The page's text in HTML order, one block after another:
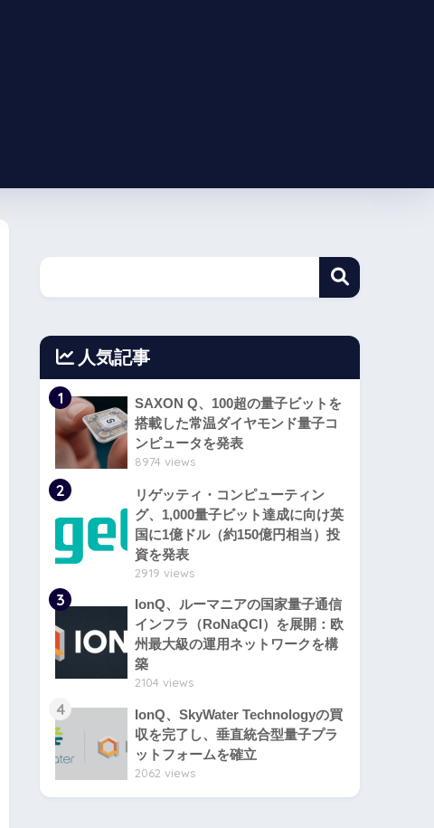
人気記事
1
SAXON Q、100超の量子ビットを
搭載した常温ダイヤモンド量子コ
ンピュータを発表
8974 views
2
リゲッティ・コンピューティン
グ、1,000量子ビット達成に向け英
国に1億ドル（約150億円相当）投
資を発表
2919 views
3
IonQ、ルーマニアの国家量子通信
インフラ（RoNaQCI）を展開：欧
州最大級の運用ネットワークを構
築
2104 views
4
IonQ、SkyWater Technologyの買
収を完了し、垂直統合型量子プラ
ットフォームを確立
2062 views